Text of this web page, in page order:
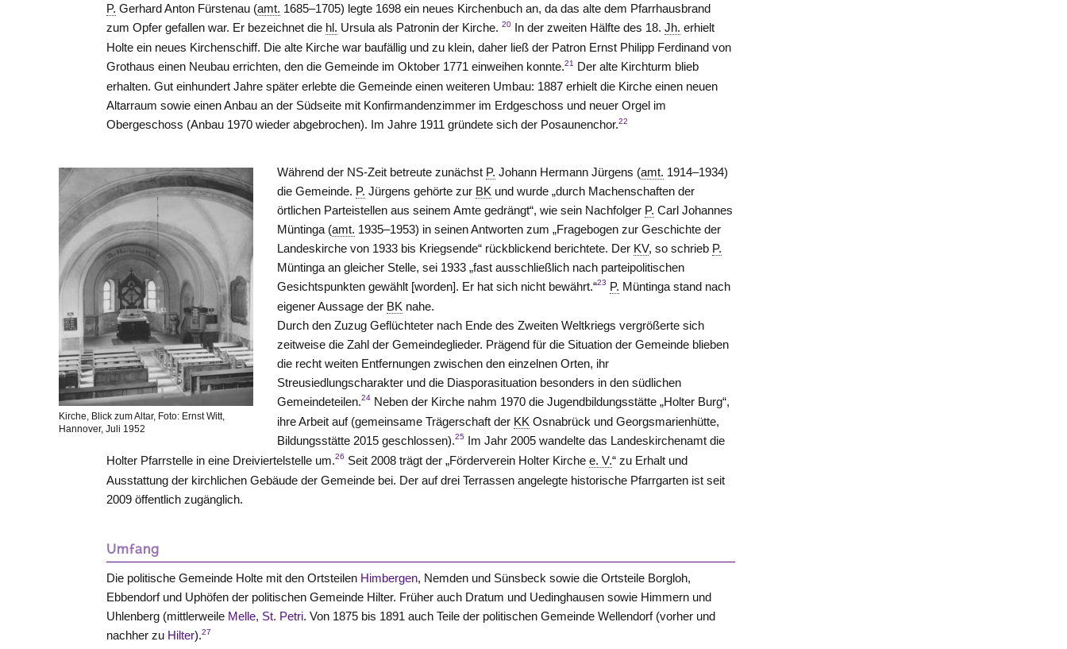
P. Gerhard Anton Fürstenau (amt. 1685–1705) legte 1698 ein neues Kirchenbuch an, da das alte dem Pfarrhausbrand
zum Opfer gefallen war. Er bezeichnet die hl. Ursula als Patronin der Kirche.20 In der zweiten Hälfte des 18.Jh. erhielt
Holte ein neues Kirchenschiff. Die alte Kirche war baufällig und zu klein, daher ließ der Patron Ernst Philipp Ferdinand von
Grothaus einen Neubau errichten, den die Gemeinde im Oktober 1771 einweihen konnte.21
Der alte Kirchturm blieb
erhalten. Gut einhundert Jahre später erlebte die Gemeinde einen weiteren Umbau: 1887 erhielt die Kirche einen neuen
Altarraum sowie einen Anbau an der Südseite mit Konfirmandenzimmer im Erdgeschoss und neuer Orgel im
Obergeschoss (Anbau 1970 wieder abgebrochen). Im Jahre 1911 gründete sich der Posaunenchor.22
Kirche, Blick zum Altar, Foto: Ernst Witt,
Hannover, Juli 1952
Während der NS-Zeit betreute zunächst P. Johann Hermann Jürgens (amt. 1914–1934)
die Gemeinde. P. Jürgens gehörte zur BK und wurde „durch Machenschaften der
örtlichen Parteistellen aus seinem Amte gedrängt“, wie sein Nachfolger P. Carl Johannes
Müntinga (amt. 1935–1953) in seinen Antworten zum „Fragebogen zur Geschichte der
Landeskirche von 1933 bis Kriegsende“ rückblickend berichtete. Der KV, so schrieb P.
Müntinga an gleicher Stelle, sei 1933 „fast ausschließlich nach parteipolitischen
Gesichtspunkten gewählt [worden]. Er hat sich nicht bewährt.“23 P. Müntinga stand nach
eigener Aussage der BK nahe.
Durch den Zuzug Geflüchteter nach Ende des Zweiten Weltkriegs vergrößerte sich
zeitweise die Zahl der Gemeindeglieder. Prägend für die Situation der Gemeinde blieben
die recht weiten Entfernungen zwischen den einzelnen Orten, ihr
Streusiedlungscharakter und die Diasporasituation besonders in den südlichen
Gemeindeteilen.24 Neben der Kirche nahm 1970 die Jugendbildungsstätte „Holter Burg“,
ihre Arbeit auf (gemeinsame Trägerschaft der KK Osnabrück undGeorgsmarienhütte,
Bildungsstätte 2015 geschlossen).25 Im Jahr 2005 wandelte das Landeskirchenamt die
Holter Pfarrstelle in eine Dreiviertelstelle um.26 Seit 2008 trägt der „Förderverein Holter Kirchee. V.“ zu Erhalt und
Ausstattung der kirchlichen Gebäude der Gemeinde bei. Der auf drei Terrassen angelegte historische Pfarrgarten ist seit
2009 öffentlich zugänglich.
Umfang
Die politische Gemeinde Holte mit den Ortsteilen Himbergen, Nemden und Sünsbeck sowie die Ortsteile Borgloh,
Ebbendorf und Uphöfen der politischen Gemeinde Hilter. Früher auch Dratum und Uedinghausen sowie Himmern und
Uhlenberg (mittlerweile Melle, St. Petri. Von 1875 bis 1891 auch Teile der politischen Gemeinde Wellendorf (vorher und
nachher zu Hilter).27